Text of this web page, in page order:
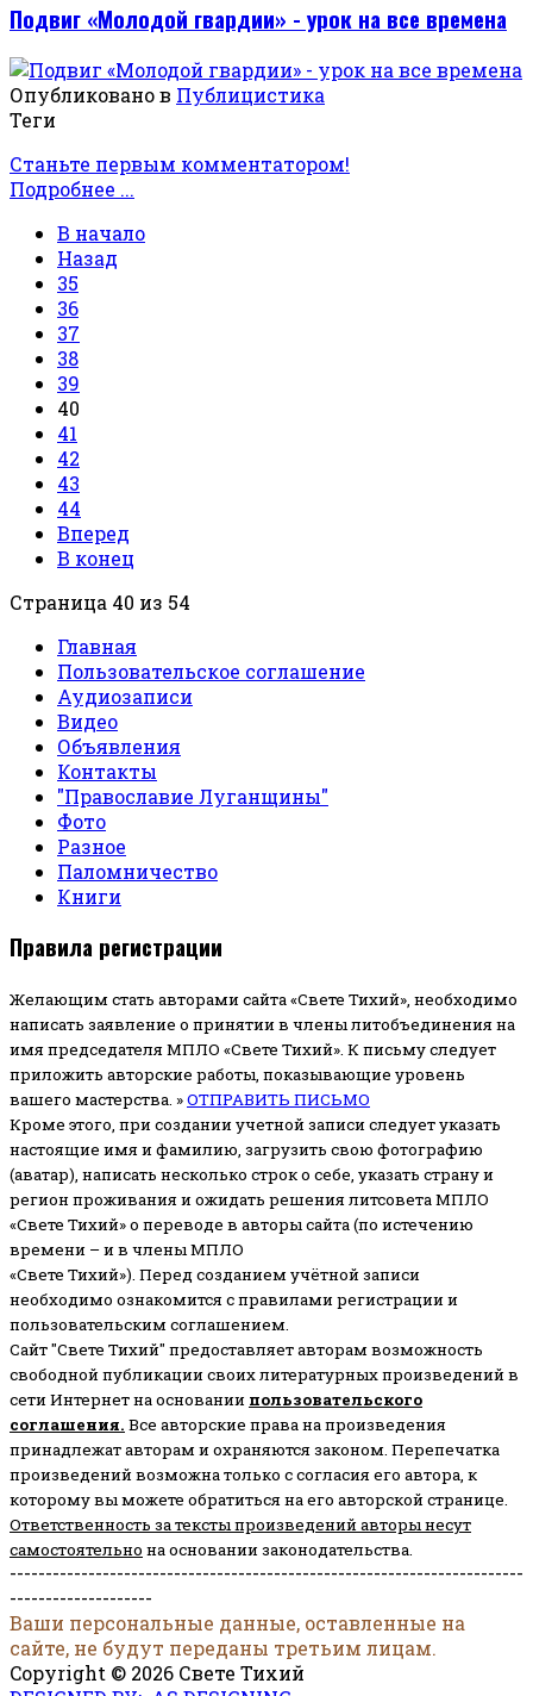
Подвиг «Молодой гвардии» - урок на все времена
Опубликовано в Публицистика
Теги
Станьте первым комментатором!
Подробнее ...
В начало
Назад
35
36
37
38
39
40
41
42
43
44
Вперед
В конец
Страница 40 из 54
Главная
Пользовательское соглашение
Аудиозаписи
Видео
Объявления
Контакты
"Православие Луганщины"
Фото
Разное
Паломничество
Книги
Правила регистрации
Желающим стать авторами сайта «Свете Тихий», необходимо
написать заявление о принятии в члены литобъединения на
имя председателя МПЛО «Свете Тихий». К письму следует
приложить авторские работы, показывающие уровень
вашего мастерства. »ОТПРАВИТЬ ПИСЬМО
Кроме этого, при создании учетной записи следует указать
настоящие имя и фамилию, загрузить свою фотографию
(аватар), написать несколько строк о себе, указать страну и
регион проживания и ожидать решения литсовета МПЛО
«Свете Тихий» о переводе в авторы сайта (по истечению
времени – и в члены МПЛО
«Свете Тихий»). Перед созданием учётной записи
необходимо ознакомится с правилами регистрации и
пользовательским соглашением.
Сайт "Свете Тихий" предоставляет авторам возможность
свободной публикации своих литературных произведений в
сети Интернет на основании пользовательского
соглашения. Все авторские права на произведения
принадлежат авторам и охраняются законом. Перепечатка
произведений возможна только с согласия его автора, к
которому вы можете обратиться на его авторской странице.
Ответственность за тексты произведений авторы несут
самостоятельно на основании законодательства.
------------------------------------------------------------------------
--------------------
Ваши персональные данные, оставленные на
сайте, не будут переданы третьим лицам.
Copyright © 2026 Свете Тихий